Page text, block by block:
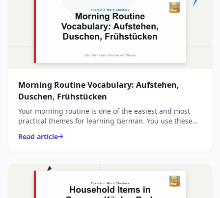
Morning Routine Vocabulary: Aufstehen,
Duschen, Frühstücken
Your morning routine is one of the easiest and most
practical themes for learning German. You use these
...
Read article